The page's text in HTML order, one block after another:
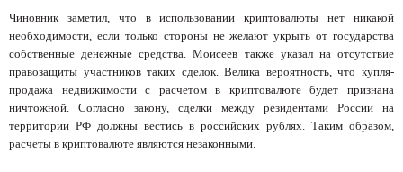
Чиновник заметил, что в использовании криптовалюты нет никакой
необходимости, если только стороны не желают укрыть от государства
собственные денежные средства. Моисеев также указал на отсутствие
правозащиты участников таких сделок. Велика вероятность, что купля-
продажа недвижимости с расчетом в криптовалюте будет признана
ничтожной. Согласно закону, сделки между резидентами России на
территории РФ должны вестись в российских рублях. Таким образом,
расчеты в криптовалюте являются незаконными.